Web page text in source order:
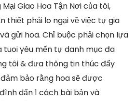
Giao Hoa Tận Nơi của tôi,
thiết phải lo ngại về việc tự gia
gửi hoa. Chỉ buộc phải chọn lựa
tuoi yêu mến tự danh mục đa
tôi & đưa thông tin thúc đẩy
bảo rằng hoa sẽ được
dấn 1 cách bài bản và